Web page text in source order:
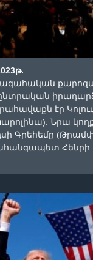
էր
Նրա
Գրեհեմը
Հենրի